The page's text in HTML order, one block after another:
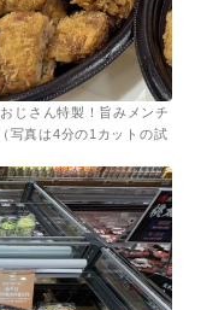
じさん特製！旨みメンチ
写真は4分の1カットの試